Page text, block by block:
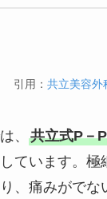
引用： 共立美容外
、 共立式P－
ています。極
、痛みがでな